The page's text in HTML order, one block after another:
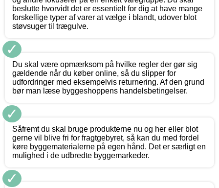
beslutte hvorvidt det er essentielt for dig at have mange
forskellige typer af varer at vælge i blandt, udover blot
støvsuger til trægulve.
✓
Du skal være opmærksom på hvilke regler der gør sig
gældende når du køber online, så du slipper for
udfordringer med eksempelvis returnering. Af den grund
bør man læse byggeshoppens handelsbetingelser.
✓
Såfremt du skal bruge produkterne nu og her eller blot
gerne vil blive fri for fragtgebyret, så kan du med fordel
køre byggematerialerne på egen hånd. Det er særligt en
mulighed i de udbredte byggemarkeder.
✓